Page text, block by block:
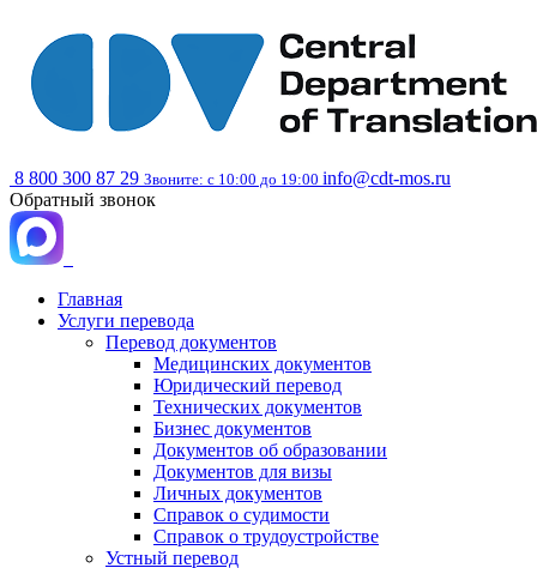
8 800 300 87 29 Звоните: с 10:00 до 19:00 info@cdt-mos.ru
Обратный звонок
Главная
Услуги перевода
Перевод документов
Медицинских документов
Юридический перевод
Технических документов
Бизнес документов
Документов об образовании
Документов для визы
Личных документов
Справок о судимости
Справок о трудоустройстве
Устный перевод